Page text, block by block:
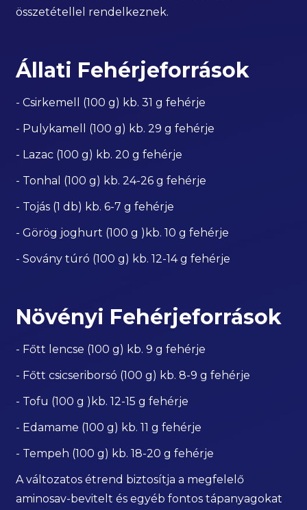
összetétellel rendelkeznek.
Állati Fehérjeforrások
- Csirkemell (100 g) kb. 31 g fehérje
- Pulykamell (100 g) kb. 29 g fehérje
- Lazac (100 g) kb. 20 g fehérje
- Tonhal (100 g) kb. 24-26 g fehérje
- Tojás (1 db) kb. 6-7 g fehérje
- Görög joghurt (100 g )kb. 10 g fehérje
- Sovány túró (100 g) kb. 12-14 g fehérje
Növényi Fehérjeforrások
- Főtt lencse (100 g) kb. 9 g fehérje
- Főtt csicseriborsó (100 g) kb. 8-9 g fehérje
- Tofu (100 g )kb. 12-15 g fehérje
- Edamame (100 g) kb. 11 g fehérje
- Tempeh (100 g) kb. 18-20 g fehérje
A változatos étrend biztosítja a megfelelő
aminosav-bevitelt és egyéb fontos tápanyagokat